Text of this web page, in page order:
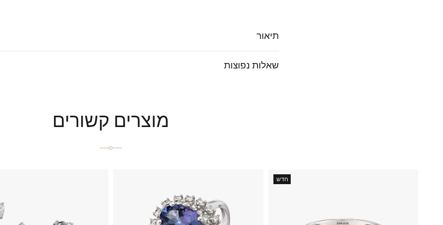
תיאור
שאלות נפוצות
מוצרים קשורים
חדש